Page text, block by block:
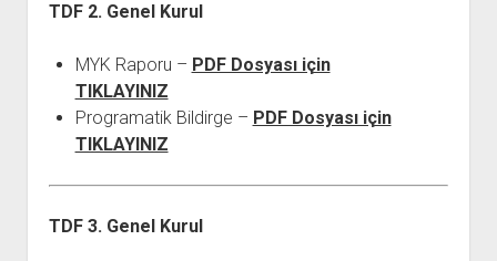
TDF 2. Genel Kurul
MYK Raporu – PDF Dosyası için
TIKLAYINIZ
Programatik Bildirge – PDF Dosyası için
TIKLAYINIZ
TDF 3. Genel Kurul